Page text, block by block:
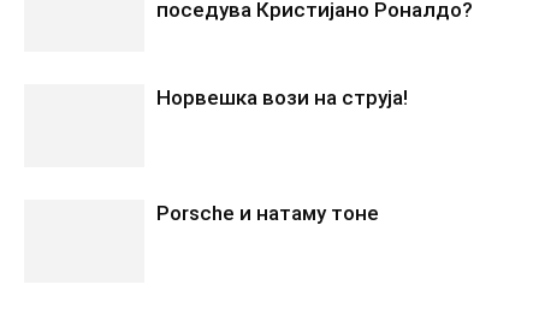
поседува Кристијано Роналдо?
Норвешка вози на струја!
Porsche и натаму тоне